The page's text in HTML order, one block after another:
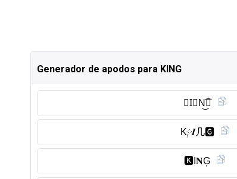
Generador de apodos para KING
🅚︎I⃠N͜͡𝙂
K༙𝑰几🅶︎
🅺︎I𝐍G͎